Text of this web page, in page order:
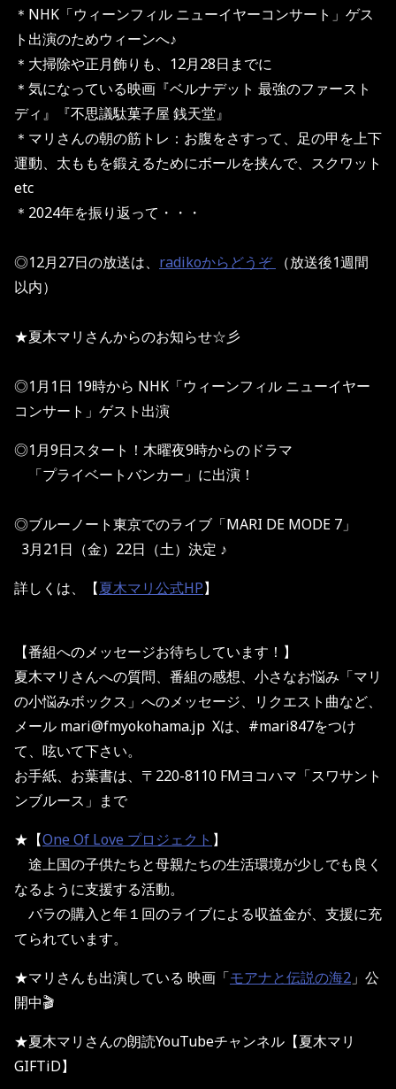
＊NHK「ウィーンフィル ニューイヤーコンサート」ゲス
ト出演のためウィーンへ♪
＊大掃除や正月飾りも、12月28日までに
＊気になっている映画『ベルナデット 最強のファースト
ディ』『不思議駄菓子屋 銭天堂』
＊マリさんの朝の筋トレ：お腹をさすって、足の甲を上下
運動、太ももを鍛えるためにボールを挟んで、スクワット
etc
＊2024年を振り返って・・・
◎12月27日の放送は、 radikoからどうぞ （放送後1週間
以内）
★夏木マリさんからのお知らせ☆彡
◎1月1日 19時から NHK「ウィーンフィル ニューイヤー
コンサート」ゲスト出演
◎1月9日スタート！木曜夜9時からのドラマ
「プライベートバンカー」に出演！
◎ブルーノート東京でのライブ「MARI DE MODE 7」
3月21日（金）22日（土）決定 ♪
詳しくは、【夏木マリ公式HP】
【番組へのメッセージお待ちしています！】
夏木マリさんへの質問、番組の感想、小さなお悩み「マリ
の小悩みボックス」へのメッセージ、リクエスト曲など、
メール mari@fmyokohama.jp Xは、#mari847をつけ
て、呟いて下さい。
お手紙、お葉書は、〒220-8110 FMヨコハマ「スワサント
ンブルース」まで
★【One Of Love プロジェクト 】
途上国の子供たちと母親たちの生活環境が少しでも良く
なるように支援する活動。
バラの購入と年１回のライブによる収益金が、支援に充
てられています。
★マリさんも出演している 映画「モアナと伝説の海2 」公
開中🎬
★夏木マリさんの朗読YouTubeチャンネル【夏木マリ
GIFTiD】